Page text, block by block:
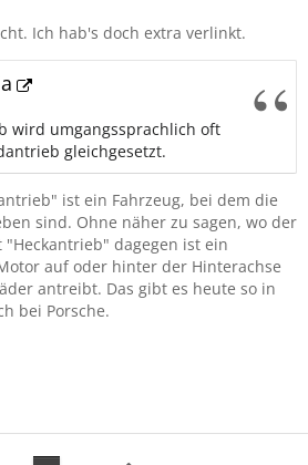
Ich hab's doch extra verlinkt.
wird umgangssprachlich oft
gleichgesetzt.
ist ein Fahrzeug, bei dem die
sind. Ohne näher zu sagen, wo der
dagegen ist ein
auf oder hinter der Hinterachse
antreibt. Das gibt es heute so in
bei Porsche.